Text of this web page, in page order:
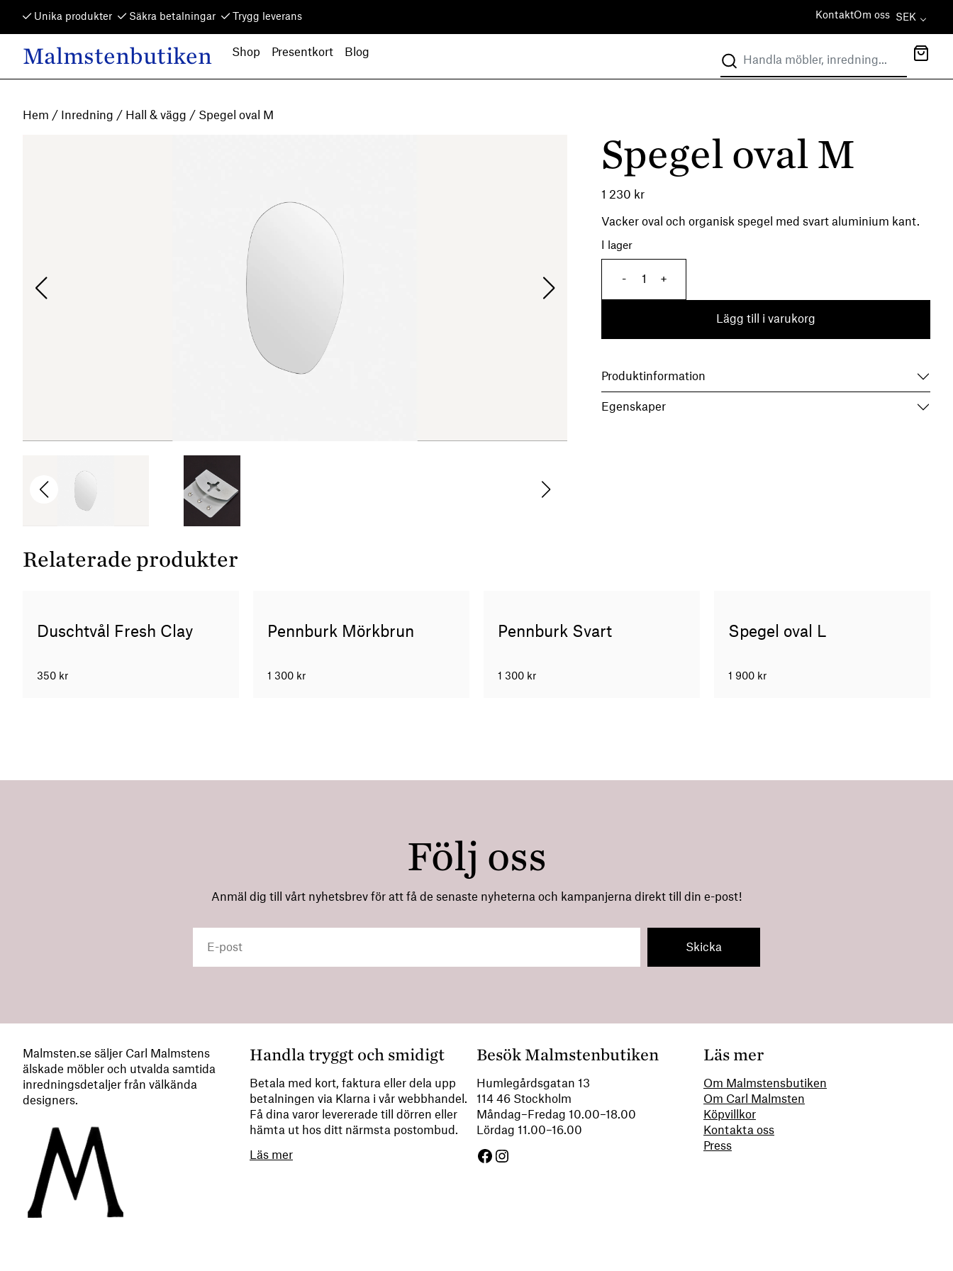
Unika produkter Säkra betalningar Trygg leverans KontaktOm oss SEK
Main Navigation
Malmstenbutiken Shop Presentkort Blog
Hem / Inredning / Hall & vägg / Spegel oval M
Spegel oval M
1 230 kr
Vacker oval och organisk spegel med svart aluminium kant.
I lager
- Spegel oval M mängd
+
Lägg till i varukorg
Produktinformation
Egenskaper
Relaterade produkter
Duschtvål Fresh Clay
350 kr
Pennburk Mörkbrun
1 300 kr
Pennburk Svart
1 300 kr
Spegel oval L
1 900 kr
Följ oss
Anmäl dig till vårt nyhetsbrev för att få de senaste nyheterna och kampanjerna direkt till din e-post!
Malmsten.se säljer Carl Malmstens
älskade möbler och utvalda samtida
inredningsdetaljer från välkända
designers.
Handla tryggt och smidigt
Betala med kort, faktura eller dela upp
betalningen via Klarna i vår webbhandel.
Få dina varor levererade till dörren eller
hämta ut hos ditt närmsta postombud.
Läs mer
Besök Malmstenbutiken
Humlegårdsgatan 13
114 46 Stockholm
Måndag–Fredag 10.00–18.00
Lördag 11.00–16.00
Facebook
Instagram
Läs mer
Om Malmstensbutiken
Om Carl Malmsten
Köpvillkor
Kontakta oss
Press